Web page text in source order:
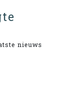
nieuws